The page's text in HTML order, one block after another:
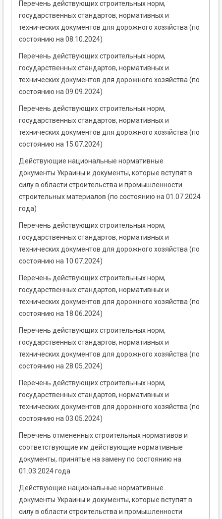
Перечень действующих строительных норм,
государственных стандартов, нормативных и
технических документов для дорожного хозяйства (по
состоянию на 08.10.2024)
Перечень действующих строительных норм,
государственных стандартов, нормативных и
технических документов для дорожного хозяйства (по
состоянию на 09.09.2024)
Перечень действующих строительных норм,
государственных стандартов, нормативных и
технических документов для дорожного хозяйства (по
состоянию на 15.07.2024)
Действующие национальные нормативные
документы Украины и документы, которые вступят в
силу в области строительства и промышленности
строительных материалов (по состоянию на 01.07.2024
года)
Перечень действующих строительных норм,
государственных стандартов, нормативных и
технических документов для дорожного хозяйства (по
состоянию на 10.07.2024)
Перечень действующих строительных норм,
государственных стандартов, нормативных и
технических документов для дорожного хозяйства (по
состоянию на 18.06.2024)
Перечень действующих строительных норм,
государственных стандартов, нормативных и
технических документов для дорожного хозяйства (по
состоянию на 28.05.2024)
Перечень действующих строительных норм,
государственных стандартов, нормативных и
технических документов для дорожного хозяйства (по
состоянию на 03.05.2024)
Перечень отмененных строительных нормативов и
соответствующие им действующие нормативные
документы, принятые на замену по состоянию на
01.03.2024 года
Действующие национальные нормативные
документы Украины и документы, которые вступят в
силу в области строительства и промышленности